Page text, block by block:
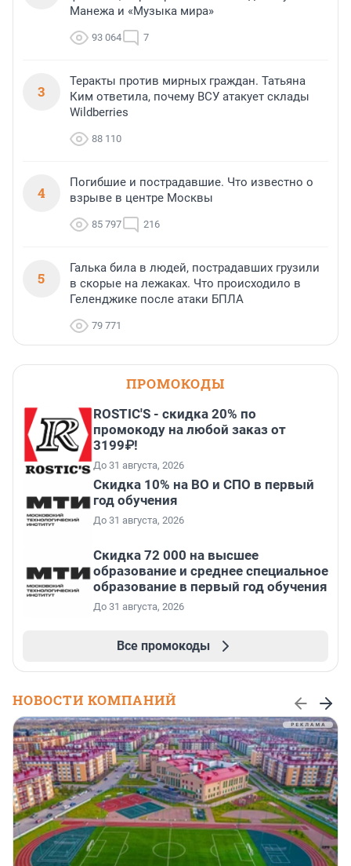
Манежа и «Музыка мира»
93 064 7
3
Теракты против мирных граждан. Татьяна
Ким ответила, почему ВСУ атакует склады
Wildberries
88 110
4
Погибшие и пострадавшие. Что известно о
взрыве в центре Москвы
85 797 216
5
Галька била в людей, пострадавших грузили
в скорые на лежаках. Что происходило в
Геленджике после атаки БПЛА
79 771
ПРОМОКОДЫ
ROSTIC'S - скидка 20% по
промокоду на любой заказ от
3199₽!
До 31 августа, 2026
Скидка 10% на ВО и СПО в первый
год обучения
До 31 августа, 2026
Скидка 72 000 на высшее
образование и среднее специальное
образование в первый год обучения
До 31 августа, 2026
Все промокоды
НОВОСТИ КОМПАНИЙ